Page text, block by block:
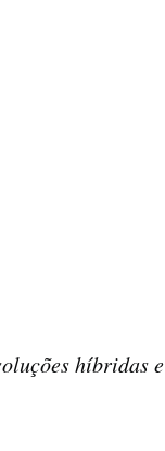
híbridas e